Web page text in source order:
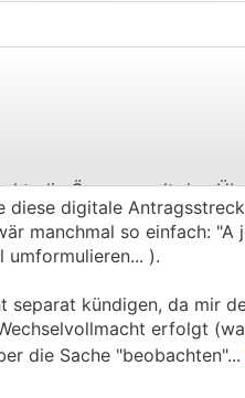
die Ömag regelt den
2024-wo/
diese digitale
manchmal so einfach: "A
).
separat kündigen, da mir
erfolgt
die Sache "beobachten"...